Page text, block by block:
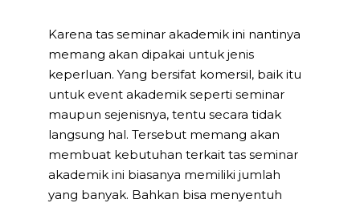
Karena tas seminar akademik ini nantinya
memang akan dipakai untuk jenis
keperluan. Yang bersifat komersil, baik itu
untuk event akademik seperti seminar
maupun sejenisnya, tentu secara tidak
langsung hal. Tersebut memang akan
membuat kebutuhan terkait tas seminar
akademik ini biasanya memiliki jumlah
yang banyak. Bahkan bisa menyentuh